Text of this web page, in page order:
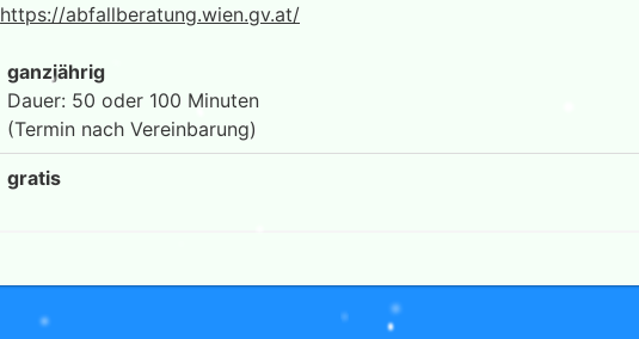
https://abfallberatung.wien.gv.at/
ganzjährig
Dauer: 50 oder 100 Minuten
(Termin nach Vereinbarung)
gratis